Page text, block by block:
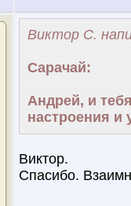
Виктор С.
Сарачай:
Андрей, и
настроения и
Виктор.
Спасибо.